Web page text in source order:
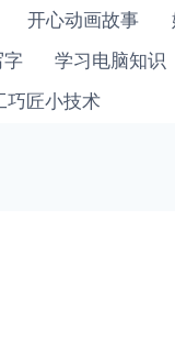
开心动画故事
字 学习电脑知识
巧匠小技术